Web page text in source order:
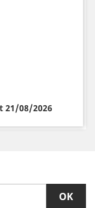
21/08/2026